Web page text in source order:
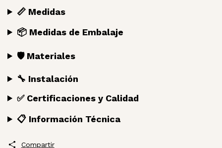
📏 Medidas
📦 Medidas de Embalaje
🛡️ Materiales
🔧 Instalación
✅ Certificaciones y Calidad
📋 Información Técnica
Compartir